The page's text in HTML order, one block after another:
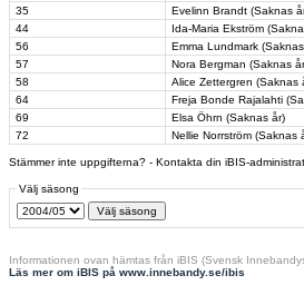
35
Evelinn Brandt (Saknas
44
Ida-Maria Ekström
56
Emma Lundmark
57
Nora Bergman (Saknas
58
Alice Zettergren (Saknas
64
Freja Bonde Rajalahti
69
Elsa Öhrn (Saknas år)
72
Nellie Norrström (Saknas
Stämmer inte uppgifterna? - Kontakta din iBIS-
Välj säsong
Informationen ovan hämtas från iBIS (Svensk
Läs mer om iBIS på www.innebandy.se/ibis